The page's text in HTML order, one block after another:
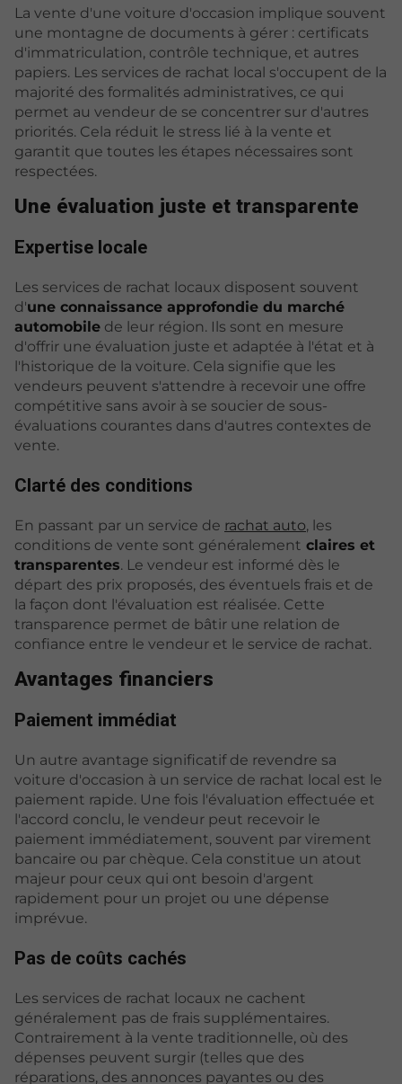
La vente d'une voiture d'occasion implique souvent
une montagne de documents à gérer : certificats
d'immatriculation, contrôle technique, et autres
papiers. Les services de rachat local s'occupent de la
majorité des formalités administratives, ce qui
permet au vendeur de se concentrer sur d'autres
priorités. Cela réduit le stress lié à la vente et
garantit que toutes les étapes nécessaires sont
respectées.
Une évaluation juste et transparente
Expertise locale
Les services de rachat locaux disposent souvent
d'une connaissance approfondie du marché
automobile de leur région. Ils sont en mesure
d'offrir une évaluation juste et adaptée à l'état et à
l'historique de la voiture. Cela signifie que les
vendeurs peuvent s'attendre à recevoir une offre
compétitive sans avoir à se soucier de sous-
évaluations courantes dans d'autres contextes de
vente.
Clarté des conditions
En passant par un service de rachat auto, les
conditions de vente sont généralement claires et
transparentes. Le vendeur est informé dès le
départ des prix proposés, des éventuels frais et de
la façon dont l'évaluation est réalisée. Cette
transparence permet de bâtir une relation de
confiance entre le vendeur et le service de rachat.
Avantages financiers
Paiement immédiat
Un autre avantage significatif de revendre sa
voiture d'occasion à un service de rachat local est le
paiement rapide. Une fois l'évaluation effectuée et
l'accord conclu, le vendeur peut recevoir le
paiement immédiatement, souvent par virement
bancaire ou par chèque. Cela constitue un atout
majeur pour ceux qui ont besoin d'argent
rapidement pour un projet ou une dépense
imprévue.
Pas de coûts cachés
Les services de rachat locaux ne cachent
généralement pas de frais supplémentaires.
Contrairement à la vente traditionnelle, où des
dépenses peuvent surgir (telles que des
réparations, des annonces payantes ou des